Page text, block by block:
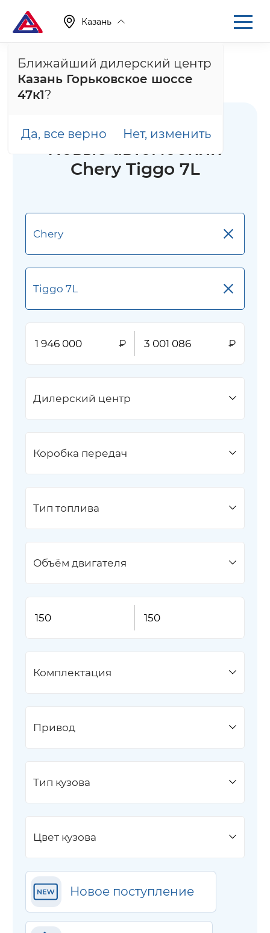
Казань
Ближайший дилерский центр
Казань Горьковское шоссе
47к1?
Да, все верно Нет, изменить
Главная Каталог
Новые автомобили
Новые автомобили Chery Tiggo 7L
Новые автомобили
Chery Tiggo 7L
×
Chery
×
Tiggo 7L
Дилерский центр
Коробка передач
Тип топлива
Объём двигателя
Комплектация
Привод
Тип кузова
Цвет кузова
Новое поступление